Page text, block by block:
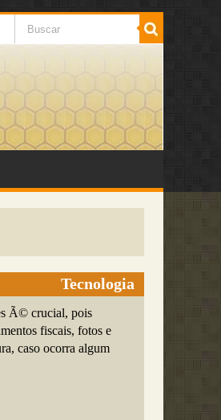
Tecnologia
Ã© crucial, pois
fiscais, fotos e
caso ocorra algum